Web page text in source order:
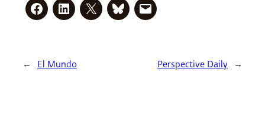
← El Mundo Perspective Daily →